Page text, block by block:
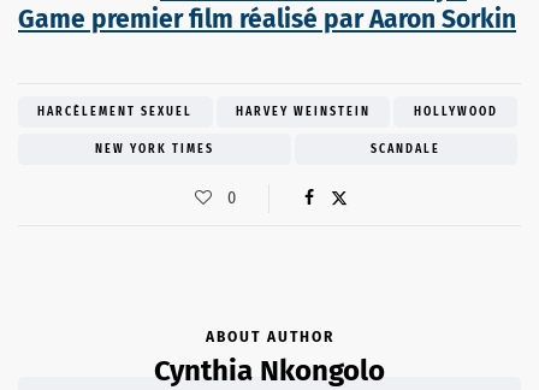
Game premier film réalisé par Aaron Sorkin
HARCÈLEMENT SEXUEL HARVEY WEINSTEIN HOLLYWOOD
NEW YORK TIMES SCANDALE
0
ABOUT AUTHOR
Cynthia Nkongolo